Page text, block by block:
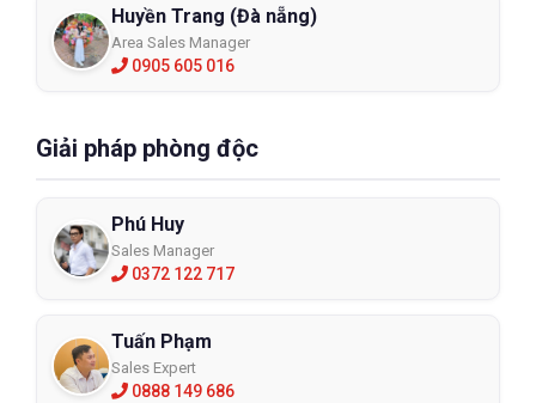
Huyền Trang (Đà nẵng)
Area Sales Manager
0905 605 016
Giải pháp phòng độc
Phú Huy
Sales Manager
0372 122 717
Tuấn Phạm
Sales Expert
0888 149 686